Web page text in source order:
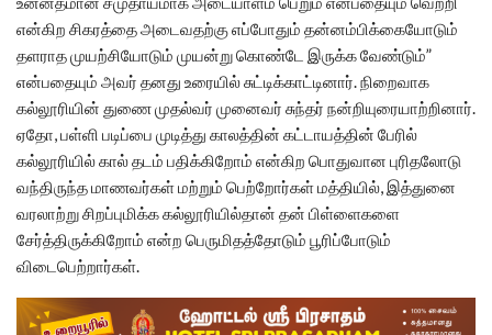
என்கிற சிகரத்தை அடைவதற்கு எப்போதும் தன்னம்பிக்கையோடும்
தளராத முயற்சியோடும் முயன்று கொண்டே இருக்க வேண்டும்”
என்பதையும் அவர் தனது உரையில் சுட்டிக்காட்டினார். நிறைவாக
கல்லூரியின் துணை முதல்வர் முனைவர் சுந்தர் நன்றியுரையாற்றினார்.
ஏதோ, பள்ளி படிப்பை முடித்து காலத்தின் கட்டாயத்தின் பேரில்
கல்லூரியில் கால் தடம் பதிக்கிறோம் என்கிற பொதுவான புரிதலோடு
வந்திருந்த மாணவர்கள் மற்றும் பெற்றோர்கள் மத்தியில், இத்துனை
வரலாற்று சிறப்புமிக்க கல்லூரியில்தான் தன் பிள்ளைகளை
சேர்த்திருக்கிறோம் என்ற பெருமிதத்தோடும் பூரிப்போடும்
விடைபெற்றார்கள்.